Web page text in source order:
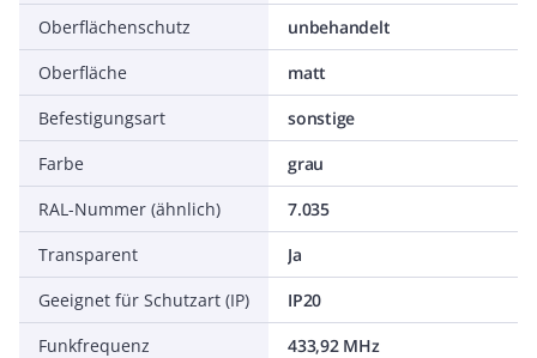
Oberflächenschutz
unbehandelt
Oberfläche
matt
Befestigungsart
sonstige
Farbe
grau
RAL-Nummer (ähnlich)
7.035
Transparent
Ja
Geeignet für Schutzart (IP)
IP20
Funkfrequenz
433,92 MHz